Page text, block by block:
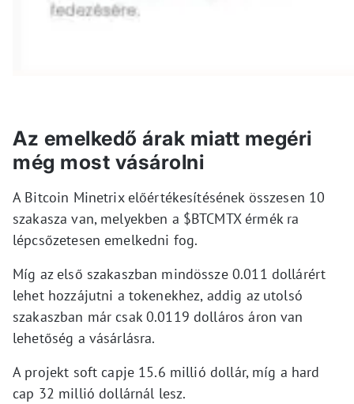
Az emelkedő árak miatt megéri
még most vásárolni
A Bitcoin Minetrix előértékesítésének összesen 10
szakasza van, melyekben a $BTCMTX érmék ra
lépcsőzetesen emelkedni fog.
Míg az első szakaszban mindössze 0.011 dollárért
lehet hozzájutni a tokenekhez, addig az utolsó
szakaszban már csak 0.0119 dolláros áron van
lehetőség a vásárlásra.
A projekt soft capje 15.6 millió dollár, míg a hard
cap 32 millió dollárnál lesz.